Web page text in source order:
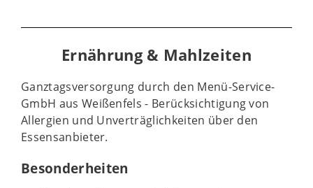
Ernährung & Mahlzeiten
Ganztagsversorgung durch den Menü-Service-
GmbH aus Weißenfels - Berücksichtigung von
Allergien und Unverträglichkeiten über den
Essensanbieter.
Besonderheiten